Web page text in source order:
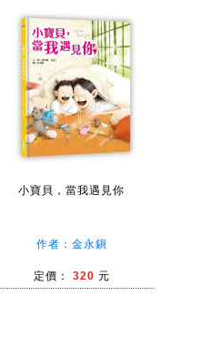
小寶貝，當我遇見你
作者：金永鎭
定價： 320 元